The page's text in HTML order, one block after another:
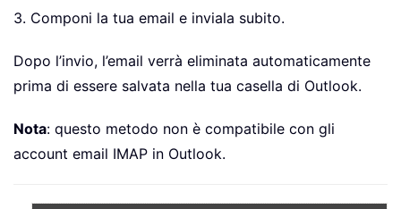
3. Componi la tua email e inviala subito.
Dopo l’invio, l’email verrà eliminata automaticamente
prima di essere salvata nella tua casella di Outlook.
Nota: questo metodo non è compatibile con gli
account email IMAP in Outlook.